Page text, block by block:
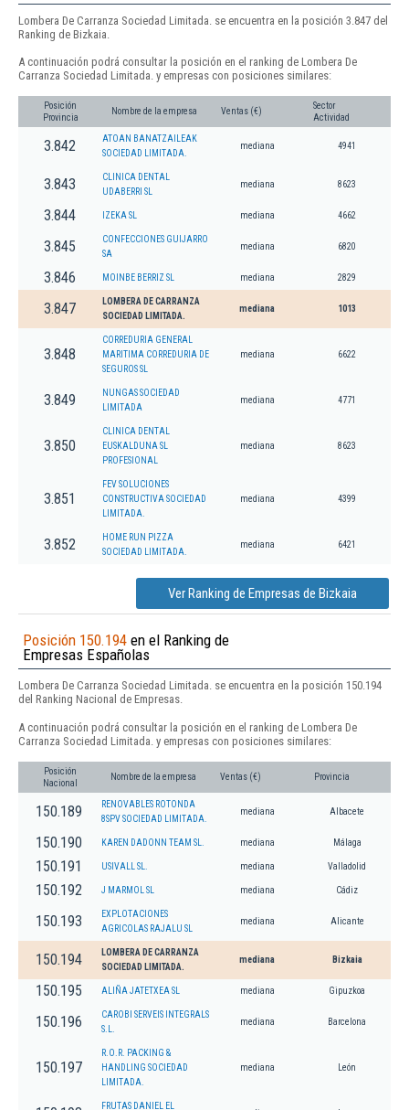
Lombera De Carranza Sociedad Limitada. se encuentra en la posición 3.847 del
Ranking de Bizkaia.
A continuación podrá consultar la posición en el ranking de Lombera De
Carranza Sociedad Limitada. y empresas con posiciones similares:
Posición
Provincia
Nombre de la empresa Ventas (€)
Sector
Actividad
3.842
ATOAN BANATZAILEAK
SOCIEDAD LIMITADA.
mediana 4941
3.843
CLINICA DENTAL
UDABERRI SL
mediana 8623
3.844 IZEKA SL mediana 4662
3.845
CONFECCIONES GUIJARRO
SA
mediana 6820
3.846 MOINBE BERRIZ SL mediana 2829
3.847
LOMBERA DE CARRANZA
SOCIEDAD LIMITADA.
mediana 1013
3.848
CORREDURIA GENERAL
MARITIMA CORREDURIA DE
SEGUROS SL
mediana 6622
3.849
NUNGAS SOCIEDAD
LIMITADA
mediana 4771
3.850
CLINICA DENTAL
EUSKALDUNA SL
PROFESIONAL
mediana 8623
3.851
FEV SOLUCIONES
CONSTRUCTIVA SOCIEDAD
LIMITADA.
mediana 4399
3.852
HOME RUN PIZZA
SOCIEDAD LIMITADA.
mediana 6421
Ver Ranking de Empresas de Bizkaia
Posición 150.194 en el Ranking de
Empresas Españolas
Lombera De Carranza Sociedad Limitada. se encuentra en la posición 150.194
del Ranking Nacional de Empresas.
A continuación podrá consultar la posición en el ranking de Lombera De
Carranza Sociedad Limitada. y empresas con posiciones similares:
Posición
Nacional
Nombre de la empresa Ventas (€) Provincia
150.189
RENOVABLES ROTONDA
8SPV SOCIEDAD LIMITADA.
mediana Albacete
150.190 KAREN DADONN TEAM SL. mediana Málaga
150.191 USIVALL SL. mediana Valladolid
150.192 J MARMOL SL mediana Cádiz
150.193
EXPLOTACIONES
AGRICOLAS RAJALU SL
mediana Alicante
150.194
LOMBERA DE CARRANZA
SOCIEDAD LIMITADA.
mediana Bizkaia
150.195 ALIÑA JATETXEA SL mediana Gipuzkoa
150.196
CAROBI SERVEIS INTEGRALS
S.L.
mediana Barcelona
150.197
R.O.R. PACKING &
HANDLING SOCIEDAD
LIMITADA.
mediana León
FRUTAS DANIEL EL